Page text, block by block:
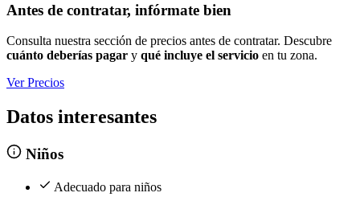
Antes de contratar, infórmate bien
Consulta nuestra sección de precios antes de contratar. Descubre
cuánto deberías pagar y qué incluye el servicio en tu zona.
Ver Precios
Datos interesantes
Niños
Adecuado para niños